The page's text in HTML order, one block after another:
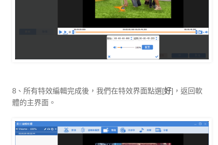
8、所有特效編輯完成後，我們在特效界面點選[好]，返回軟
體的主界面。